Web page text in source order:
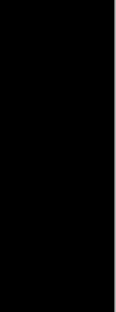
la moda y
nostálgico. En
de la
perdurable